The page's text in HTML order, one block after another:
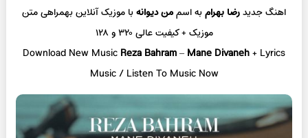
اهنگ جدیدرضا بهرامبه اسممن دیوانهبا موزیک آنلاین بهمراهی متن
موزیک + کیفیت عالی ۳۲۰ و ۱۲۸
Download New Music Reza Bahram– Mane Divaneh+ Lyrics
Music / Listen To Music Now